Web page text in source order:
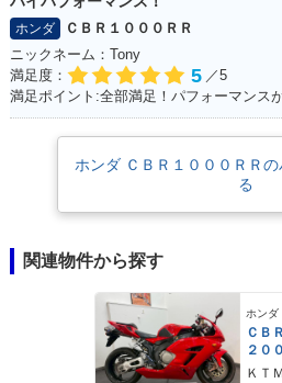
ホンダ
ＣＢＲ１０００ＲＲ
ニックネーム：Tony
満足度：
5 ／5
満足ポイント:全部満足！パフォーマンス
ホンダ ＣＢＲ１０００ＲＲ
る
関連物件から探す
ホンダ
ＣＢ
２０
久カ
ＫＴ